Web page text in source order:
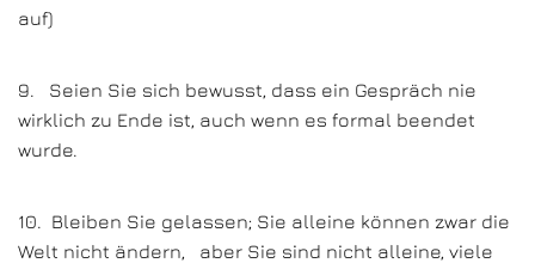
auf)
9. Seien Sie sich bewusst, dass ein Gespräch nie
wirklich zu Ende ist, auch wenn es formal beendet
wurde.
10. Bleiben Sie gelassen; Sie alleine können zwar die
Welt nicht ändern, aber Sie sind nicht alleine, viele